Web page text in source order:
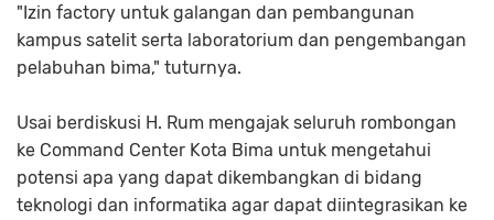
"Izin factory untuk galangan dan pembangunan
kampus satelit serta laboratorium dan pengembangan
pelabuhan bima," tuturnya.
Usai berdiskusi H. Rum mengajak seluruh rombongan
ke Command Center Kota Bima untuk mengetahui
potensi apa yang dapat dikembangkan di bidang
teknologi dan informatika agar dapat diintegrasikan ke